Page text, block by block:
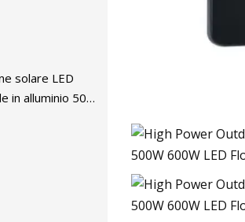
solare LED
in alluminio 50